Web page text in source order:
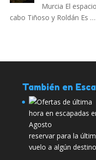
Murcia El
cabo Tiñoso y Roldán Es …
También en
reservar para la
vuelo a algún